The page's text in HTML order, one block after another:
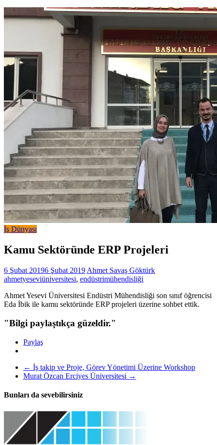
İş Dünyası
Kamu Sektöründe ERP Projeleri
6 Şubat 20196 Şubat 2019 Ahmet Savaş Göktürk
ahmetyeseviüniversitesi, endüstrimühendisliği
Ahmet Yesevi Üniversitesi Endüstri Mühendisliği son sınıf öğrencisi
Eda İbik ile kamu sektöründe ERP projeleri üzerine sohbet ettik.
"Bilgi paylaştıkça güzeldir."
Paylaş
← İş takip ve Proje, Görev Yönetimi Üzerine Workshop
Murat Özcan Erciyes Üniversitesi →
Bunları da sevebilirsiniz